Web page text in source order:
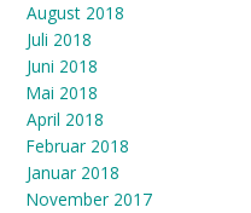
August 2018
Juli 2018
Juni 2018
Mai 2018
April 2018
Februar 2018
Januar 2018
November 2017